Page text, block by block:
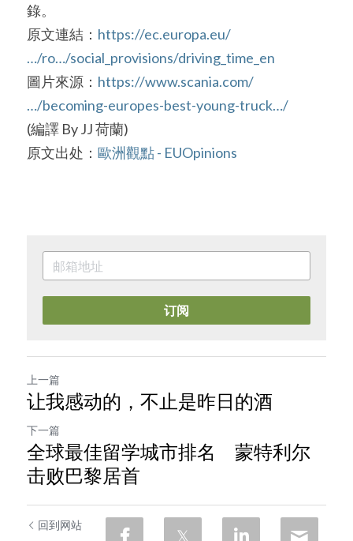
錄。
原文連結： https://ec.europa.eu/
…/ro…/social_provisions/driving_time_en
圖片來源： https://www.scania.com/
…/becoming-europes-best-young-truck…/
(編譯 By JJ 荷蘭)
原文出处： 歐洲觀點 - EUOpinions
订阅
上一篇
让我感动的，不止是昨日的酒
下一篇
全球最佳留学城市排名 蒙特利尔
击败巴黎居首
回到网站